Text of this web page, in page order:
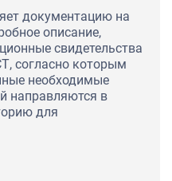
документацию на
описание,
свидетельства
согласно которым
необходимые
направляются в
для